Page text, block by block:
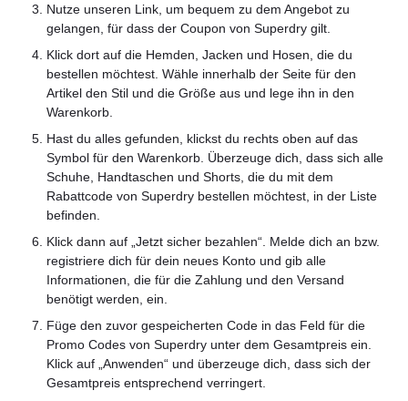
Nutze unseren Link, um bequem zu dem Angebot zu
gelangen, für dass der Coupon von Superdry gilt.
Klick dort auf die Hemden, Jacken und Hosen, die du
bestellen möchtest. Wähle innerhalb der Seite für den
Artikel den Stil und die Größe aus und lege ihn in den
Warenkorb.
Hast du alles gefunden, klickst du rechts oben auf das
Symbol für den Warenkorb. Überzeuge dich, dass sich alle
Schuhe, Handtaschen und Shorts, die du mit dem
Rabattcode von Superdry bestellen möchtest, in der Liste
befinden.
Klick dann auf „Jetzt sicher bezahlen“. Melde dich an bzw.
registriere dich für dein neues Konto und gib alle
Informationen, die für die Zahlung und den Versand
benötigt werden, ein.
Füge den zuvor gespeicherten Code in das Feld für die
Promo Codes von Superdry unter dem Gesamtpreis ein.
Klick auf „Anwenden“ und überzeuge dich, dass sich der
Gesamtpreis entsprechend verringert.